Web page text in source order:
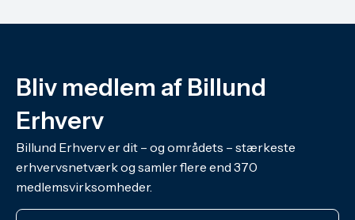
Bliv medlem af Billund
Erhverv
Billund Erhverv er dit – og områdets – stærkeste
erhvervsnetværk og samler flere end 370
medlemsvirksomheder.